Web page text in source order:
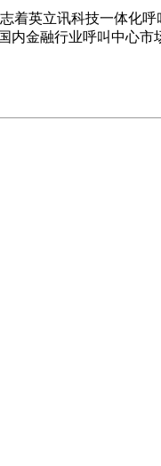
英立讯科技一体化呼
金融行业呼叫中心市